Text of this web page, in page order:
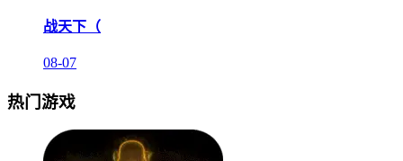
战天下（
08-07
热门游戏